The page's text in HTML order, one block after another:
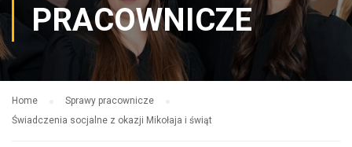
PRACOWNICZE
Home
Sprawy pracownicze
Świadczenia socjalne z okazji Mikołaja i świąt